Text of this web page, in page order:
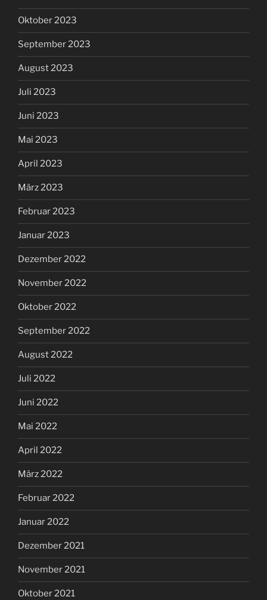
Oktober 2023
September 2023
August 2023
Juli 2023
Juni 2023
Mai 2023
April 2023
März 2023
Februar 2023
Januar 2023
Dezember 2022
November 2022
Oktober 2022
September 2022
August 2022
Juli 2022
Juni 2022
Mai 2022
April 2022
März 2022
Februar 2022
Januar 2022
Dezember 2021
November 2021
Oktober 2021